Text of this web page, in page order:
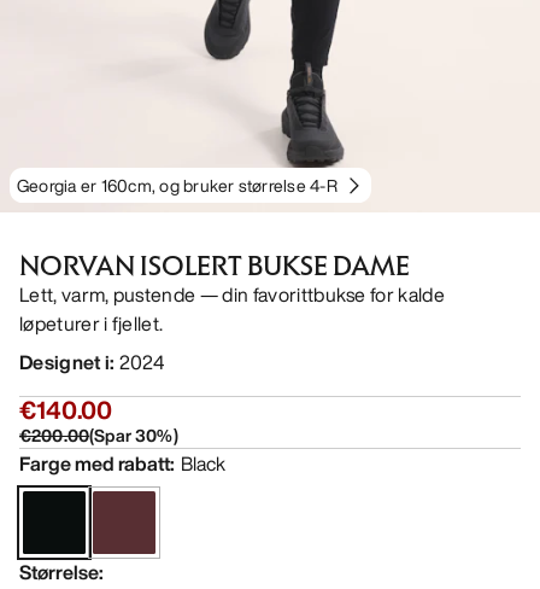
Georgia er 160cm, og bruker størrelse 4-R
NORVAN ISOLERT BUKSE DAME
Lett, varm, pustende — din favorittbukse for kalde
løpeturer i fjellet.
Designet i: 2024
€140.00
€200.00(Spar30%)
Farge med rabatt: Black
Størrelse: